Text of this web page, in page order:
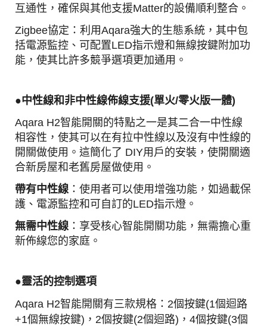
互通性，確保與其他支援Matter的設備順利整合。
Zigbee協定：利用Aqara強大的生態系統，其中包
括電源監控、可配置LED指示燈和無線按鍵附加功
能，使其比許多競爭選項更加通用。
●中性線和非中性線佈線支援(單火/零火版一體)
Aqara H2智能開關的特點之一是其二合一中性線
相容性，使其可以在有拉中性線以及沒有中性線的
開關做使用。 這簡化了 DIY用戶的安裝，使開關適
合新房屋和老舊房屋做使用。
帶有中性線：使用者可以使用增強功能，如過載保
護、電源監控和可自訂的LED指示燈。
無需中性線：享受核心智能開關功能，無需擔心重
新佈線您的家庭。
●靈活的控制選項
Aqara H2智能開關有三款規格： 2個按鍵(1個迴路
+1個無線按鍵)，2個按鍵(2個迴路)，4個按鍵(3個